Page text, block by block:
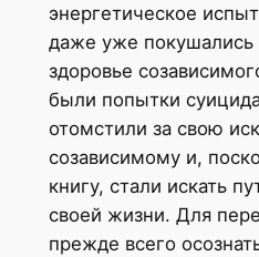
энергетическое
даже уже покушались
здоровье
были попытки
отомстили за свою
созависимому и,
книгу, стали искать
своей жизни. Для
прежде всего